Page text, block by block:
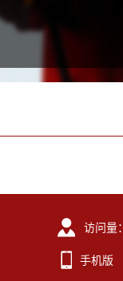
访问量：
手机版